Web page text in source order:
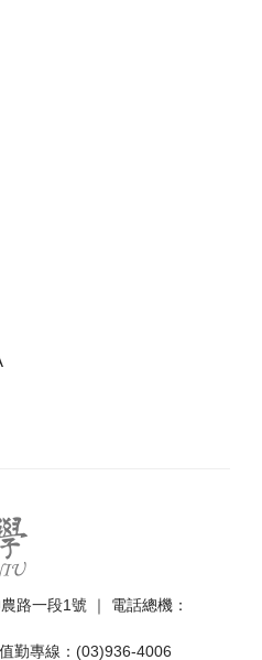
路一段1號 ｜ 電話總機：
勤專線：(03)936-4006